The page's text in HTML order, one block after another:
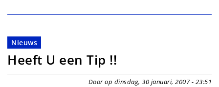
Nieuws
Heeft U een Tip !!
Door op dinsdag, 30 januari, 2007 - 23:51